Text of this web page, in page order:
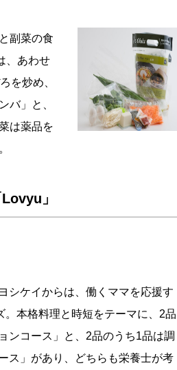
副菜の食
、あわせ
を炒め、
バ」と、
は薬品を
」
シケイからは、働くママを応援す
。本格料理と時短をテーマに、2品
ンコース」と、2品のうち1品は調
ス」があり、どちらも栄養士が考